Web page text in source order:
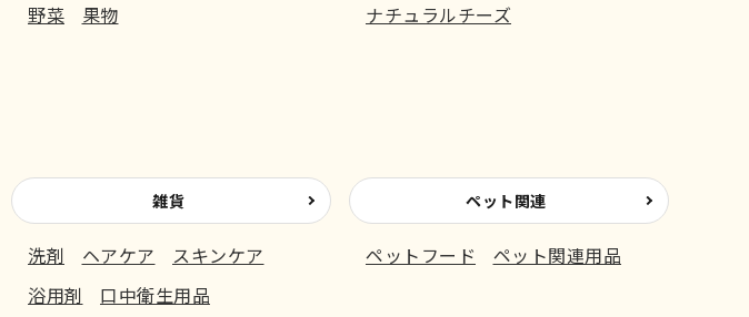
野菜 果物 ナチュラルチーズ
雑貨
洗剤 ヘアケア
スキンケア
浴用剤
口中衛生用品
ペット関連
ペットフード ペット関連用品